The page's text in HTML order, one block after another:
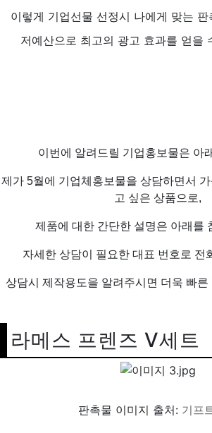
이렇게 기업선물 선정시 나에게 맞는
저예산으로 최고의 광고 효과를 얻을
이번에 알려드릴 기업홍보물은 아
제가 5월에 기업체홍보물을 상담하면서
고 싶은 상품으로,
제품에 대한 간단한 설명은 아래를
자세한 상담이 필요한 대표 번호로 전
상담시 제작용도을 알려주시면 더욱 빠른
라메스 프렌즈 V세트
판촉물 이미지 출처: 기프